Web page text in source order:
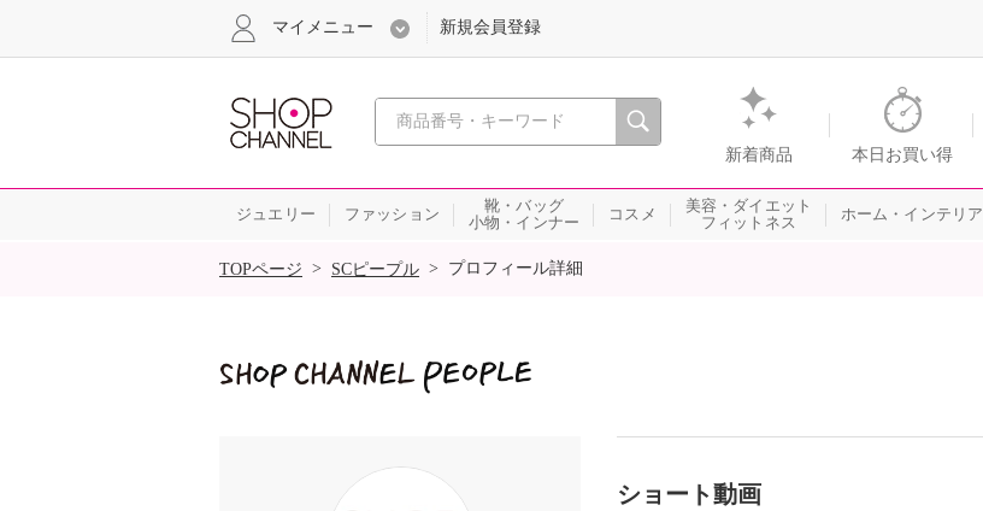
心おどる、瞬間を。通販・テレビショッピングのショップチャンネル
新着商品 本日お買い得
マイメニュー 新規会員登録
ジュエリー ファッション
靴・バッグ
小物・インナー
コスメ
美容・ダイエット
フィットネス
ホーム・インテリア
SALE
TOPページ > SCピープル > プロフィール詳細
ショート動画